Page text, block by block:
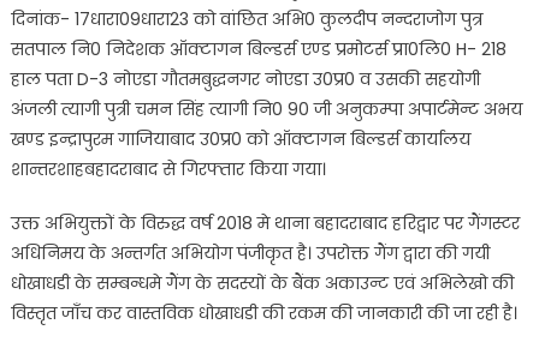
दिनांक- 17धारा09धारा23 को वांछित अभि0 कुलदीप नन्दराजोग पुत्र
सतपाल नि0 निदेशक ऑक्टागन बिल्डर्स एण्ड प्रमोटर्स प्रा0लि0 H- 218
हाल पता D-3 नोएडा गौतमबुद्धनगर नोएडा उ0प्र0 व उसकी सहयोगी
अंजली त्यागी पुत्री चमन सिंह त्यागी नि0 90 जी अनुकम्पा अपार्टमेन्ट अभय
खण्ड इन्द्रापुरम गाजियाबाद उ0प्र0 को ऑक्टागन बिल्डर्स कार्यालय
शान्तरशाहबहादराबाद से गिरफ्तार किया गया।
उक्त अभियुक्तों के विरुद्ध वर्ष 2018 मे थाना बहादराबाद हरिद्वार पर गैंगस्टर
अधिनिमय के अन्तर्गत अभियोग पंजीकृत है। उपरोक्त गैंग द्वारा की गयी
धोखाधडी के सम्बन्धमे गैंग के सदस्यों के बैंक अकाउन्ट एवं अभिलेखो की
विस्तृत जाँच कर वास्तविक धोखाधडी की रकम की जानकारी की जा रही है।